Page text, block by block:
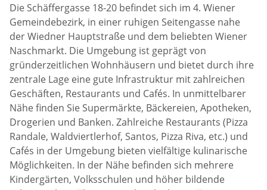
Die Schäffergasse 18-20 befindet sich im 4. Wiener
Gemeindebezirk, in einer ruhigen Seitengasse nahe
der Wiedner Hauptstraße und dem beliebten Wiener
Naschmarkt. Die Umgebung ist geprägt von
gründerzeitlichen Wohnhäusern und bietet durch ihre
zentrale Lage eine gute Infrastruktur mit zahlreichen
Geschäften, Restaurants und Cafés. In unmittelbarer
Nähe finden Sie Supermärkte, Bäckereien, Apotheken,
Drogerien und Banken. Zahlreiche Restaurants (Pizza
Randale, Waldviertlerhof, Santos, Pizza Riva, etc.) und
Cafés in der Umgebung bieten vielfältige kulinarische
Möglichkeiten. In der Nähe befinden sich mehrere
Kindergärten, Volksschulen und höher bildende